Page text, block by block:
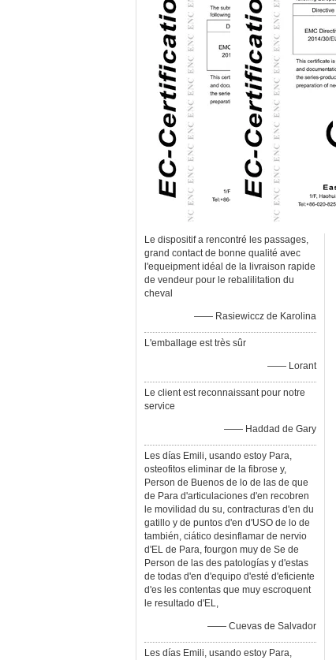
Le dispositif a rencontré les passages,
grand contact de bonne qualité avec
l'equeipment idéal de la livraison rapide
de vendeur pour le rebalilitation du
cheval
—— Rasiewiccz de Karolina
L'emballage est très sûr
—— Lorant
Le client est reconnaissant pour notre
service
—— Haddad de Gary
Les días Emili, usando estoy Para,
osteofitos eliminar de la fibrose y,
Person de Buenos de lo de las de que
de Para d'articulaciones d'en recobren
le movilidad du su, contracturas d'en du
gatillo y de puntos d'en d'USO de lo de
también, ciático desinflamar de nervio
d'EL de Para, fourgon muy de Se de
Person de las des patologías y d'estas
de todas d'en d'equipo d'esté d'eficiente
d'es les contentas que muy escroquent
le resultado d'EL,
—— Cuevas de Salvador
Les días Emili, usando estoy Para,